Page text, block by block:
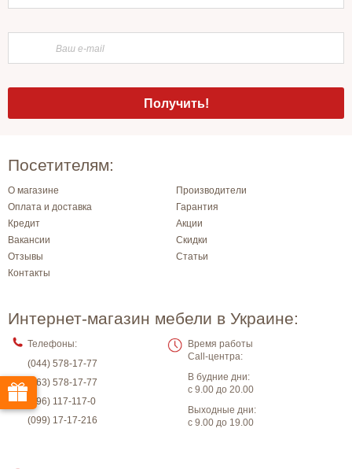
Посетителям:
О магазине
Производители
Оплата и доставка
Гарантия
Кредит
Акции
Вакансии
Скидки
Отзывы
Статьи
Контакты
Интернет-магазин мебели в Украине:
Телефоны:
(044) 578-17-77
(063) 578-17-77
(096) 117-117-0
(099) 17-17-216
Время работы
Call-центра:
В будние дни:
с 9.00 до 20.00
Выходные дни:
с 9.00 до 19.00